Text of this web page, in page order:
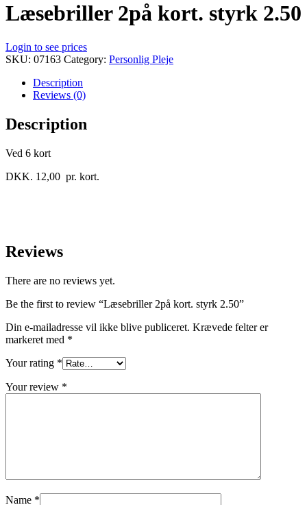
Læsebriller 2på kort. styrk 2.50
Login to see prices
SKU: 07163 Category: Personlig Pleje
Description
Reviews (0)
Description
Ved 6 kort
DKK. 12,00 pr. kort.
Reviews
There are no reviews yet.
Be the first to review “Læsebriller 2på kort. styrk 2.50”
Din e-mailadresse vil ikke blive publiceret. Krævede felter er
markeret med *
Your rating *
Your review *
Name *